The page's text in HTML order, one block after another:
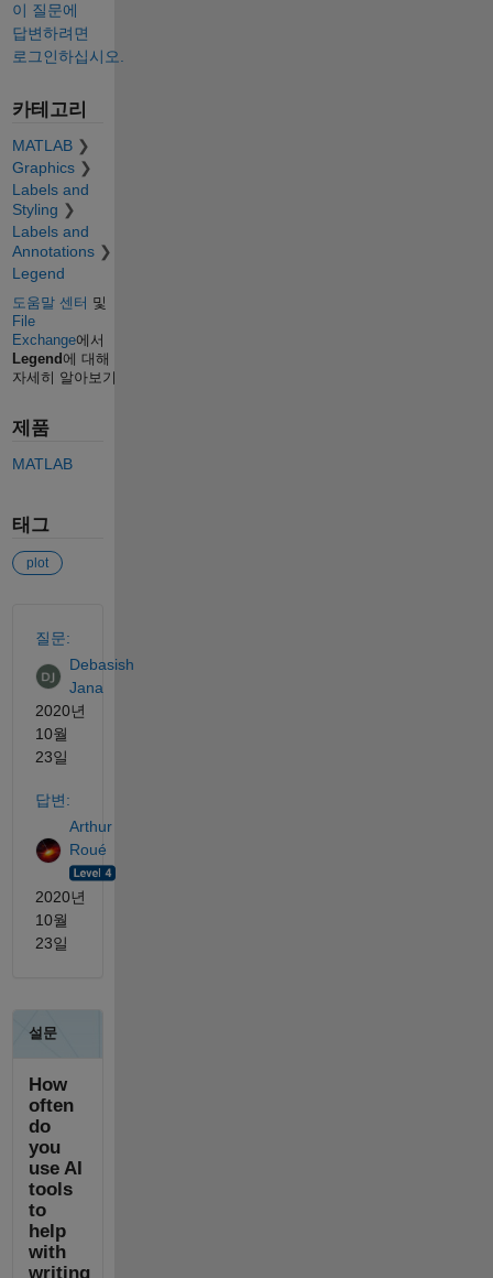
이 질문에
답변하려면
로그인하십시오.
카테고리
MATLAB
Graphics
Labels and
Styling
Labels and
Annotations
Legend
도움말 센터 및
File
Exchange에서
Legend에 대해
자세히 알아보기
제품
MATLAB
태그
plot
질문:
Debasish
Jana
2020년
10월
23일
답변:
Arthur
Roué
2020년
10월
23일